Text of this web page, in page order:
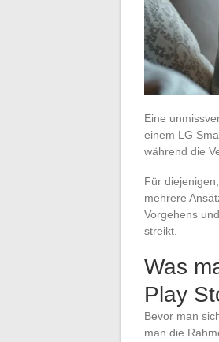
Eine
einem LG
während die
Für
mehrere
Vorgehens
streikt.
Was
Play
Bevor man
man die